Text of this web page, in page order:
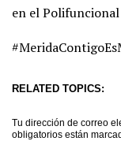
en el Polifuncional
RELATED TOPICS:
Tu dirección de correo
obligatorios están